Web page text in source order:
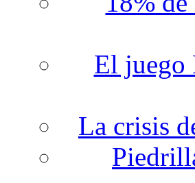
El juego
La crisis